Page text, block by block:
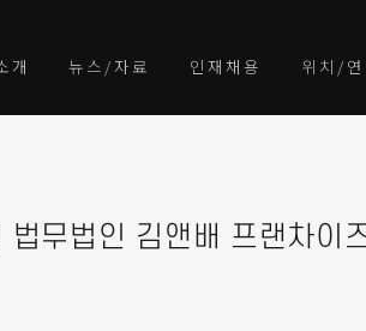
개 뉴스/자료 인재채용 위치/연
무법인 김앤배 프랜차이